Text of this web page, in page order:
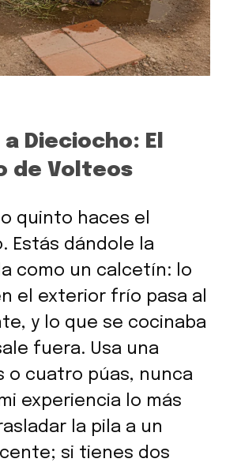
a Dieciocho: El
de Volteos
quinto haces el
Estás dándole la
como un calcetín: lo
el exterior frío pasa al
y lo que se cocinaba
fuera. Usa una
o cuatro púas, nunca
experiencia lo más
la pila a un
si tienes dos